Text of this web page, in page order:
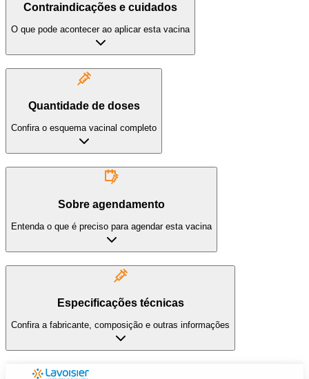
Contraindicações e cuidados
O que pode acontecer ao aplicar esta vacina
Quantidade de doses
Confira o esquema vacinal completo
Sobre agendamento
Entenda o que é preciso para agendar esta vacina
Especificações técnicas
Confira a fabricante, composição e outras informações